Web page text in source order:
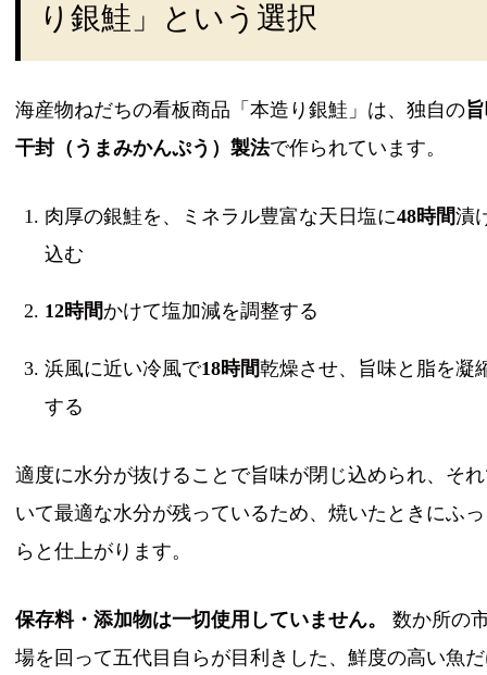
り銀鮭」という選択
海産物ねだちの看板商品「本造り銀鮭」は、独自の
干封（うまみかんぷう）製法で作られています。
肉厚の銀鮭を、ミネラル豊富な天日塩に48時間漬
込む
12時間かけて塩加減を調整する
浜風に近い冷風で18時間乾燥させ、旨味と脂を凝
する
適度に水分が抜けることで旨味が閉じ込められ、そ
いて最適な水分が残っているため、焼いたときにふ
らと仕上がります。
保存料・添加物は一切使用していません。
数か所の
場を回って五代目自らが目利きした、鮮度の高い魚